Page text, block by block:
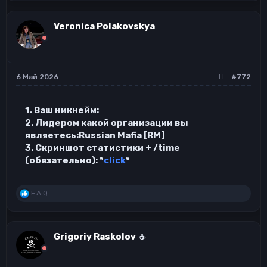
ц
и
и
:
Veronica Polakovskya
6 Май 2026 #772
1. Ваш никнейм:
2. Лидером какой организации вы
являетесь:Russian Mafia [RM]
3. Скриншот статистики + /time
(обязательно): *click*
Р
ц
и
и
:
F.A.Q
Grigoriy Raskolov ☕